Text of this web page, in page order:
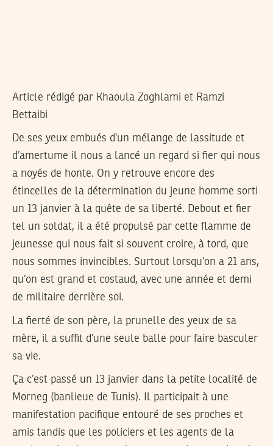
Article rédigé par Khaoula Zoghlami et Ramzi
Bettaibi
De ses yeux embués d’un mélange de lassitude et
d’amertume il nous a lancé un regard si fier qui nous
a noyés de honte. On y retrouve encore des
étincelles de la détermination du jeune homme sorti
un 13 janvier à la quête de sa liberté. Debout et fier
tel un soldat, il a été propulsé par cette flamme de
jeunesse qui nous fait si souvent croire, à tord, que
nous sommes invincibles. Surtout lorsqu’on a 21 ans,
qu’on est grand et costaud, avec une année et demi
de militaire derrière soi.
La fierté de son père, la prunelle des yeux de sa
mère, il a suffit d’une seule balle pour faire basculer
sa vie.
Ça c’est passé un 13 janvier dans la petite localité de
Morneg (banlieue de Tunis). Il participait à une
manifestation pacifique entouré de ses proches et
amis tandis que les policiers et les agents de la